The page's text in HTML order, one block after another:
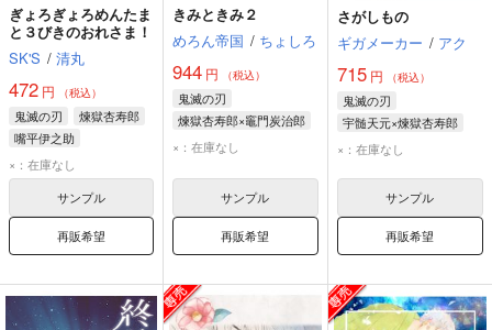
ぎょろぎょろめんたま
と３びきのおれさま！
SK'S / 清丸
472 円 （税込）
鬼滅の刃
煉獄杏寿郎
嘴平伊之助
×：在庫なし
サンプル
再販希望
きみときみ２
めろん帝国 / ちょしろ
944 円 （税込）
鬼滅の刃
煉獄杏寿郎×竈門炭治郎
竈門炭治郎
×：在庫なし
サンプル
再販希望
さがしもの
ギガメーカー / アク
715円 （税込）
鬼滅の刃
宇髄天元×煉獄杏寿郎
宇髄天元
×：在庫なし
サンプル
再販希望